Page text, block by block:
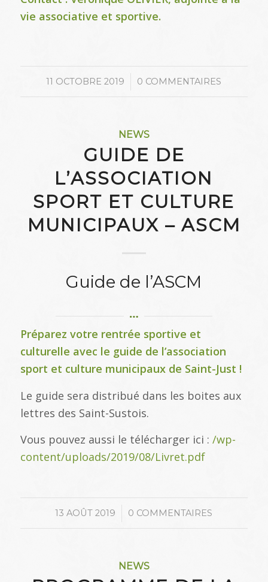
vie associative et sportive.
11 OCTOBRE 2019
/ 0 COMMENTAIRES
NEWS
GUIDE DE
L’ASSOCIATION
SPORT ET CULTURE
MUNICIPAUX – ASCM
Guide de l’ASCM
Préparez votre rentrée sportive et
culturelle avec le guide de l’association
sport et culture municipaux de Saint-Just !
Le guide sera distribué dans les boites aux
lettres des Saint-Sustois.
Vous pouvez aussi le télécharger ici : /wp-
content/uploads/2019/08/Livret.pdf
13 AOÛT 2019
/ 0 COMMENTAIRES
NEWS